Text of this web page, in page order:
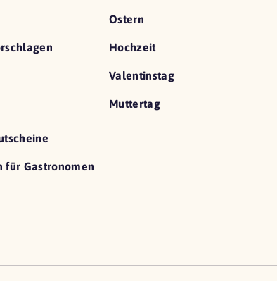
für Gastronomen
Ostern
Hochzeit
Valentinstag
Muttertag